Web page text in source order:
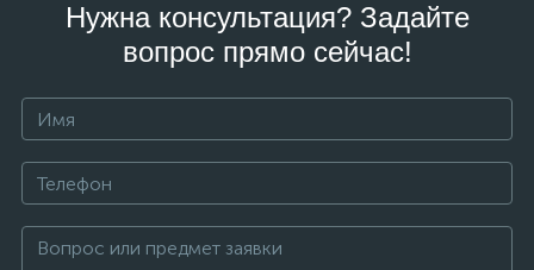
Нужна консультация? Задайте
вопрос прямо сейчас!